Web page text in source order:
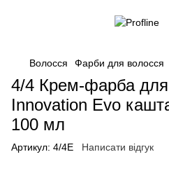
Волосся Фарби для волосся
4/4 Крем-фарба
Innovation Evo
100 мл
Артикул: 4/4E Написати відгук